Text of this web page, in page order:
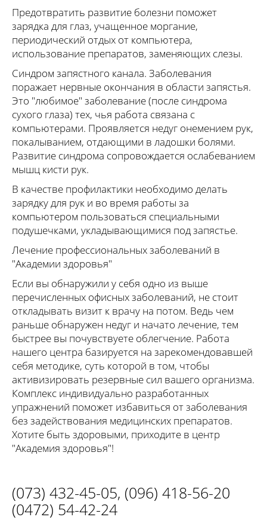
Предотвратить развитие болезни поможет
зарядка для глаз, учащенное моргание,
периодический отдых от компьютера,
использование препаратов, заменяющих слезы.
Синдром запястного канала. Заболевания
поражает нервные окончания в области запястья.
Это "любимое" заболевание (после синдрома
сухого глаза) тех, чья работа связана с
компьютерами. Проявляется недуг онемением рук,
покалыванием, отдающими в ладошки болями.
Развитие синдрома сопровождается ослабеванием
мышц кисти рук.
В качестве профилактики необходимо делать
зарядку для рук и во время работы за
компьютером пользоваться специальными
подушечками, укладывающимися под запястье.
Лечение профессиональных заболеваний в
"Академии здоровья"
Если вы обнаружили у себя одно из выше
перечисленных офисных заболеваний, не стоит
откладывать визит к врачу на потом. Ведь чем
раньше обнаружен недуг и начато лечение, тем
быстрее вы почувствуете облегчение. Работа
нашего центра базируется на зарекомендовавшей
себя методике, суть которой в том, чтобы
активизировать резервные сил вашего организма.
Комплекс индивидуально разработанных
упражнений поможет избавиться от заболевания
без задействования медицинских препаратов.
Хотите быть здоровыми, приходите в центр
"Академия здоровья"!
(073) 432-45-05, (096) 418-56-20
(0472) 54-42-24